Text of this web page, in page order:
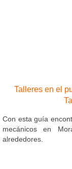
Talleres en el
Con esta guía
mecánicos en
alrededores.